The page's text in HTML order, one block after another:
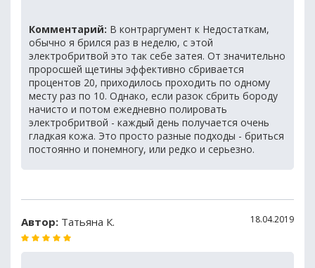
Комментарий: В контраргумент к Недостаткам,
обычно я брился раз в неделю, с этой
электробритвой это так себе затея. От значительно
проросшей щетины эффективно сбривается
процентов 20, приходилось проходить по одному
месту раз по 10. Однако, если разок сбрить бороду
начисто и потом ежедневно полировать
электробритвой - каждый день получается очень
гладкая кожа. Это просто разные подходы - бриться
постоянно и понемногу, или редко и серьезно.
Автор: Татьяна К. 18.04.2019